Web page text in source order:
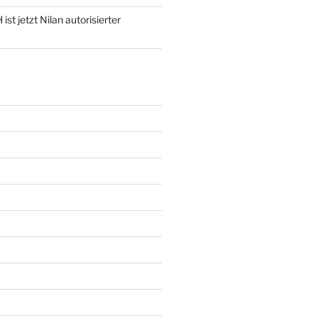
ist jetzt Nilan autorisierter